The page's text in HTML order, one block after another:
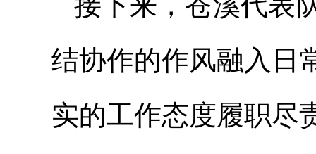
结协作的作风融入日
实的工作态度履职尽